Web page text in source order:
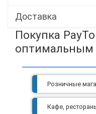
Доставка
Покупка
оптимальным
Розничные
Кафе,